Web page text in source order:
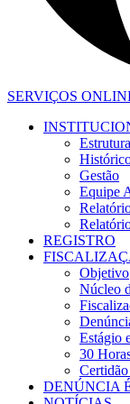
SERVIÇOS
Gestão
Equipe
REGISTRO
Objetivo
Núcleo
Estágio
30
DENÚNCIA